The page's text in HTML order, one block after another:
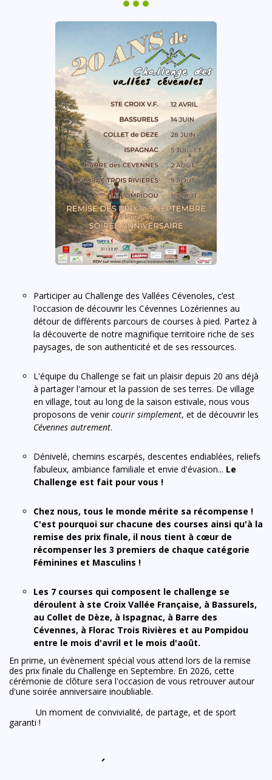
Participer au Challenge des Vallées Cévenoles, c’est
l'occasion de découvrir les Cévennes Lozériennes au
détour de différents parcours de courses à pied. Partez à
la découverte de notre magnifique territoire riche de ses
paysages, de son authenticité et de ses ressources.
L'équipe du Challenge se fait un plaisir depuis 20 ans déjà
à partager l'amour et la passion de ses terres. De village
en village, tout au long de la saison estivale, nous vous
proposons de venircourir simplement, et de découvrir les
Cévennes autrement.
Dénivelé, chemins escarpés, descentes endiablées, reliefs
fabuleux, ambiance familiale et envie d'évasion... Le
Challenge est fait pour vous !
Chez nous, tous le monde mérite sa récompense !
C'est pourquoi sur chacune des courses ainsi qu'à la
remise des prix finale, il nous tient à cœur de
récompenser les 3 premiers de chaque catégorie
Féminines et Masculins !
Les 7 courses qui composent le challenge se
déroulent à ste Croix Vallée Française, à Bassurels,
au Collet de Dèze, à Ispagnac, à Barre des
Cévennes, à Florac Trois Rivières et au Pompidou
entre le mois d'avril et le mois d'août.
En prime, un évènement spécial vous attend lors de la remise
des prix finale du Challenge en Septembre. En 2026, cette
cérémonie de clôture sera l'occasion de vous retrouver autour
d'une soirée anniversaire inoubliable.
Un moment de convivialité, de partage, et de sport
garanti !
RÉGLEMENT